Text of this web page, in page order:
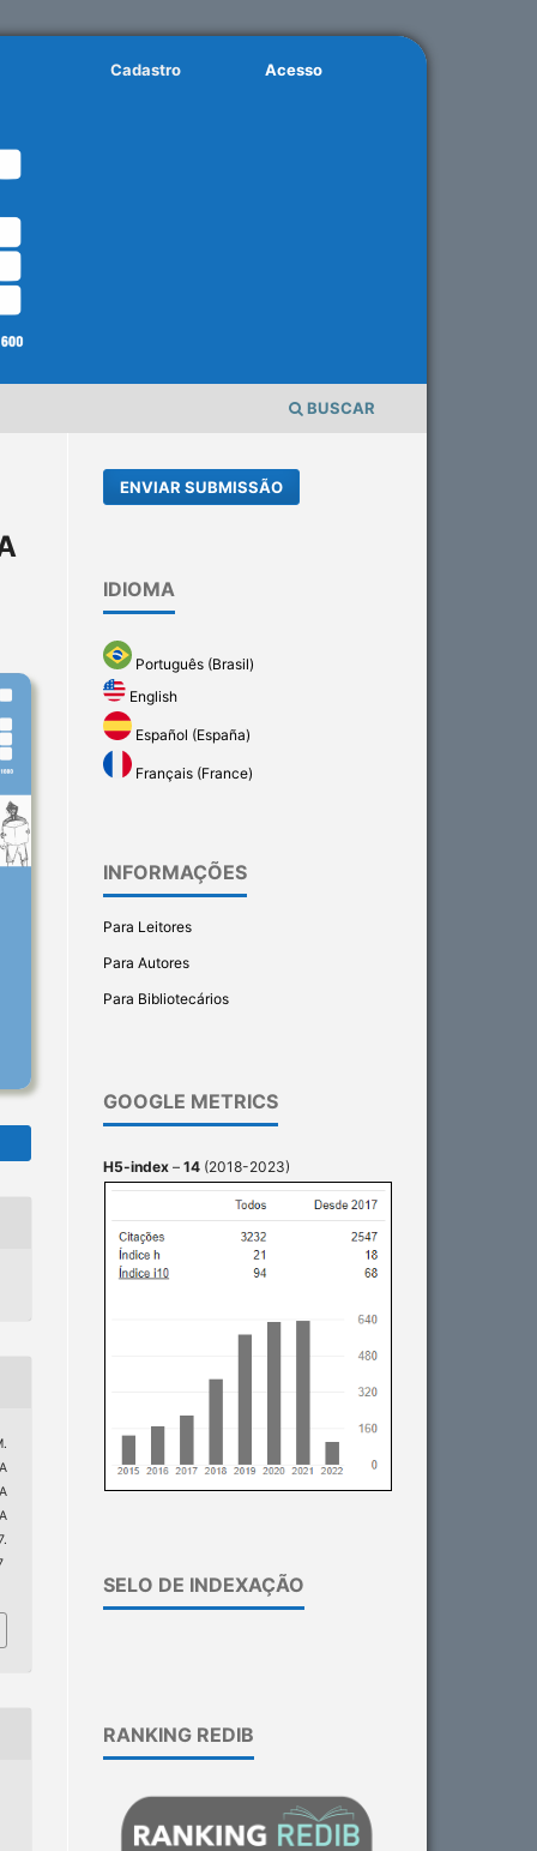
BUSCAR
Cadastro Acesso
ENVIAR SUBMISSÃO
IDIOMA
Português (Brasil)
English
Español (España)
Français (France)
INFORMAÇÕES
Para Leitores
Para Autores
Para Bibliotecários
GOOGLE METRICS
H5-index – 14 (2018-2023)
SELO DE INDEXAÇÃO
RANKING REDIB